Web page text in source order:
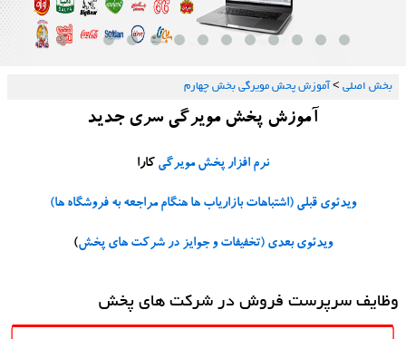
بخش اصلي > آموزش پحش مویرگی بخش چهارم
آموزش پخش مویرگی سری جدید
نرم افزار پخش مویرگی کارا
ویدئوی قبلی (اشتباهات بازاریاب ها هنگام مراجعه به فروشگاه ها)
ویدئوی بعدی (تخفیفات و جوایز در شرکت های پخش)
وظایف سرپرست فروش در شرکت های پخش